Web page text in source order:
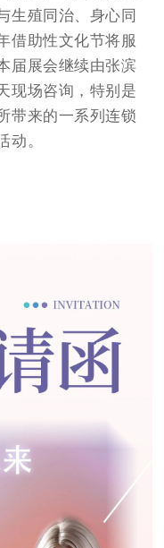
生殖同治、身心同
借助性文化节将服
届展会继续由张滨
现场咨询，特别是
带来的一系列连锁
动。